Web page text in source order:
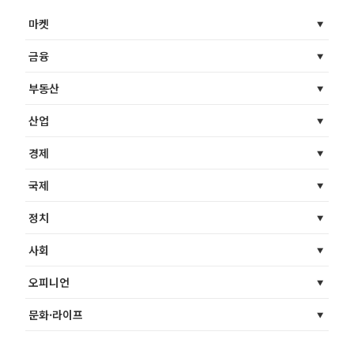
마켓
금융
부동산
산업
경제
국제
정치
사회
오피니언
문화·라이프